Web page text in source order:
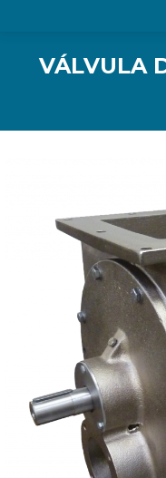
VÁLVULA